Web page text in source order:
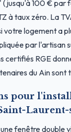
(jusqu'à 100 € par
à taux zéro. La
votre logement a
par l'artisan
certifiés RGE
du Ain sont
pour
Laurent-
fenêtre double